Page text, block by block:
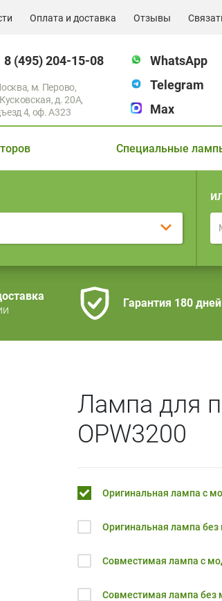
Оплата и доставка Отзывы
8 (495) 204-15-08
м. Перово,
д. 20А,
4, оф. A323
WhatsApp
Telegram
Max
Специальные
Гарантия 180 дней
Лампа для
OPW3200
Оригинальная лампа с
Оригинальная лампа без
Совместимая лампа с
Совместимая лампа без